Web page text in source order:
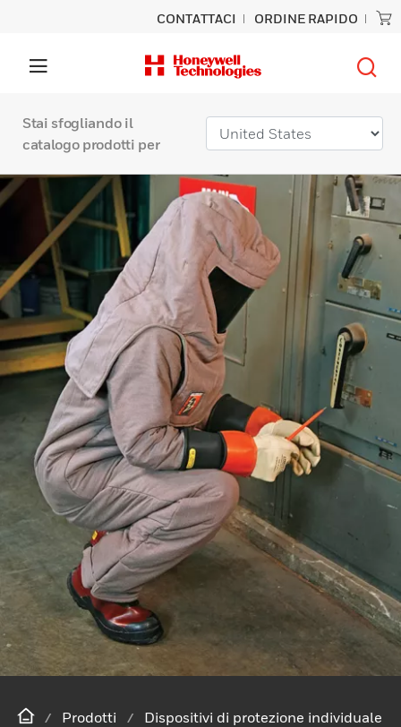
CONTATTACI ORDINE RAPIDO
Stai sfogliando il
catalogo prodotti per
Prodotti
Dispositivi di protezione individuale